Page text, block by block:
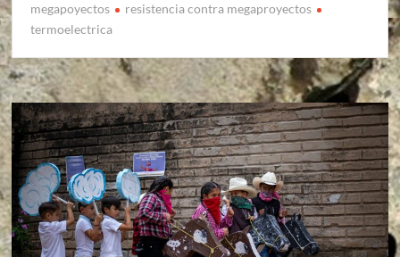
megapoyectos
resistencia contra megaproyectos
termoelectrica